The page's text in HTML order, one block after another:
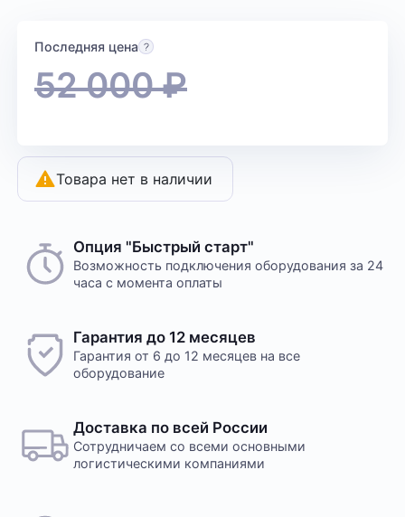
Последняя цена
52 000₽
Товара нет в наличии
Опция "Быстрый старт"
Возможность подключения оборудования за 24
часа с момента оплаты
Гарантия до 12 месяцев
Гарантия от 6 до 12 месяцев на все
оборудование
Доставка по всей России
Сотрудничаем со всеми основными
логистическими компаниями